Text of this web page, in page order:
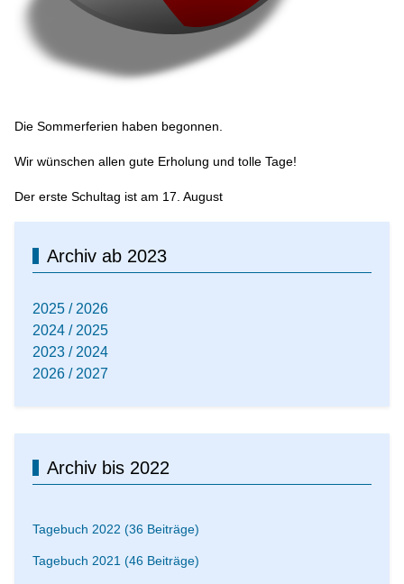
Die Sommerferien haben begonnen.
Wir wünschen allen gute Erholung und tolle Tage!
Der erste Schultag ist am 17. August
Archiv ab 2023
2025 / 2026
2024 / 2025
2023 / 2024
2026 / 2027
Archiv bis 2022
Tagebuch 2022 (36 Beiträge)
Tagebuch 2021 (46 Beiträge)